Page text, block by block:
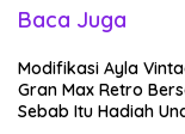
Baca Juga
Modifikasi Ayla
Gran Max Retro
Sebab Itu Hadiah